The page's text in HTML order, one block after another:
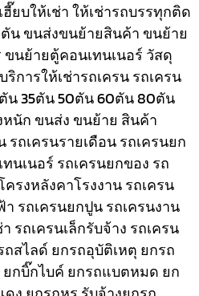
ยบให้เช่า ให้เช่ารถบรรทุกติด
ตัน ขนส่งขนย้ายสินค้า ขนย้าย
ขนย้ายตู้คอนเทนเนอร์ วัสดุ
บริการให้เช่ารถเครน รถเครน
น 35ตัน 50ตัน 60ตัน 80ตัน
นัก ขนส่ง ขนย้าย สินค้า
รถเครนรายเดือน รถเครนยก
นเนอร์ รถเครนยกของ รถ
รงหลังคาโรงงาน รถเครน
า รถเครนยกปูน รถเครนงาน
รถเครนเล็กรับจ้าง รถเครน
ถสไลด์ ยกรถอุบัติเหตุ ยกรถ
กบิ๊กไบค์ ยกรถแบตหมด ยก